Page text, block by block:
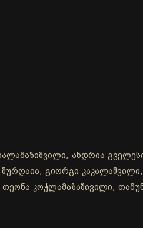
ანდრია
გიორგი
კოჭლამაზაშივილი,